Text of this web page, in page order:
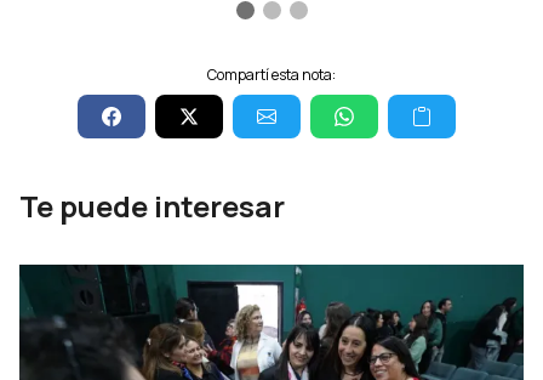
Compartí esta nota:
Te puede interesar